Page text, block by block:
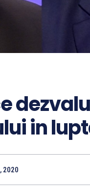
in
2020